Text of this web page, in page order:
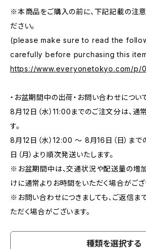
※本商品をご購入の前に、下記記載の注
ださい。
(please make sure to read the
carefully before purchasing this
https://www.everyonetokyo.com/p/
・お盆期間中の出荷・お問い合わせについ
8月12日（水）11:00までのご注文分は、通
す。
8月12日（水）12:00 ～ 8月16日（日）ま
日（月）より順次発送いたします。
※お盆期間中は、交通状況や配送量の増
けに通常よりお時間をいただく場合がござ
※お問い合わせにつきましても、ご返信ま
ただく場合がございます。
種類を選択する